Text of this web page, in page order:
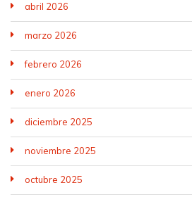
abril 2026
marzo 2026
febrero 2026
enero 2026
diciembre 2025
noviembre 2025
octubre 2025